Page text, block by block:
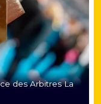
des Arbitres La